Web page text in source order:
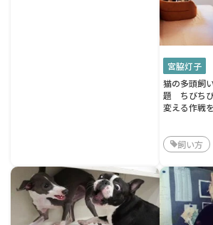
宮脇灯子
猫の多頭飼
題 ちびち
変える作戦
飼い方